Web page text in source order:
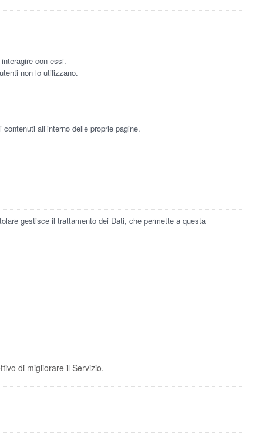
con essi.
non lo utilizzano.
all’interno delle proprie pagine.
gestisce il trattamento dei Dati, che permette a questa
di migliorare il Servizio.